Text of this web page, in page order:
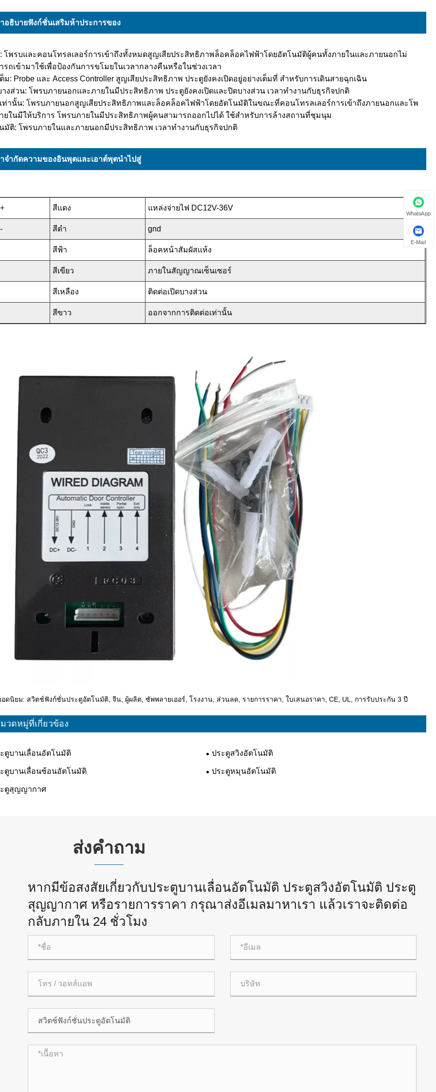
อธิบายฟังก์ชั่นเสริมห้าประการของ
โพรบและคอนโทรลเลอร์การเข้าถึงทั้งหมดสูญเสียประสิทธิภาพล็อคล็อคไฟฟ้าโดยอัตโนมัติผู้คนทั้งภายในและภายนอกไม่
รถเข้ามาใช้เพื่อป้องกันการขโมยในเวลากลางคืนหรือในช่วงเวลา
ต็ม: Probe และ Access Controller สูญเสียประสิทธิภาพ ประตูยังคงเปิดอยู่อย่างเต็มที่ สำหรับการเดินสายฉุกเฉิน
างส่วน: โพรบภายนอกและภายในมีประสิทธิภาพ ประตูยังคงเปิดและปิดบางส่วน เวลาทำงานกับธุรกิจปกติ
ท่านั้น: โพรบภายนอกสูญเสียประสิทธิภาพและล็อคล็อคไฟฟ้าโดยอัตโนมัติในขณะที่คอนโทรลเลอร์การเข้าถึงภายนอกและโพ
ยในมีให้บริการ โพรบภายในมีประสิทธิภาพผู้คนสามารถออกไปได้ ใช้สำหรับการล้างสถานที่ชุมนุม
มัติ: โพรบภายในและภายนอกมีประสิทธิภาพ เวลาทำงานกับธุรกิจปกติ
จำกัดความของอินพุตและเอาต์พุตนำไปสู่
สีแดง แหล่งจ่ายไฟ DC12V-36V
สีดำ gnd
สีฟ้า ล็อคหน้าสัมผัสแห้ง
สีเขียว ภายในสัญญาณเซ็นเซอร์
สีเหลือง ติดต่อเปิดบางส่วน
สีขาว ออกจากการติดต่อเท่านั้น
อดนิยม: สวิตช์ฟังก์ชั่นประตูอัตโนมัติ, จีน, ผู้ผลิต, ซัพพลายเออร์, โรงงาน, ส่วนลด, รายการราคา, ใบเสนอราคา, CE, UL, การรับประกัน 3 ปี
วดหมู่ที่เกี่ยวข้อง
ตูบานเลื่อนอัตโนมัติ ประตูสวิงอัตโนมัติ
ตูบานเลื่อนซ้อนอัตโนมัติ ประตูหมุนอัตโนมัติ
ตูสุญญากาศ
ส่งคำถาม
หากมีข้อสงสัยเกี่ยวกับประตูบานเลื่อนอัตโนมัติ ประตูสวิงอัตโนมัติ ประตู
สุญญากาศ หรือรายการราคา กรุณาส่งอีเมลมาหาเรา แล้วเราจะติดต่อ
กลับภายใน 24 ชั่วโมง
WhatsApp
E-Mail